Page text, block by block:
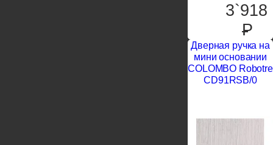
3`918
P
Дверная ручка на
мини основании
COLOMBO Robotre
CD91RSB/0